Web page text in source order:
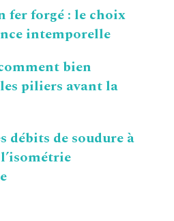
fer forgé : le choix
intemporelle
bien
piliers avant la
débits de soudure à